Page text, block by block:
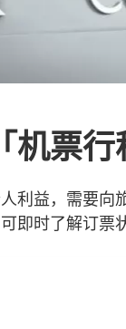
票行
利益，需要向
即时了解订票